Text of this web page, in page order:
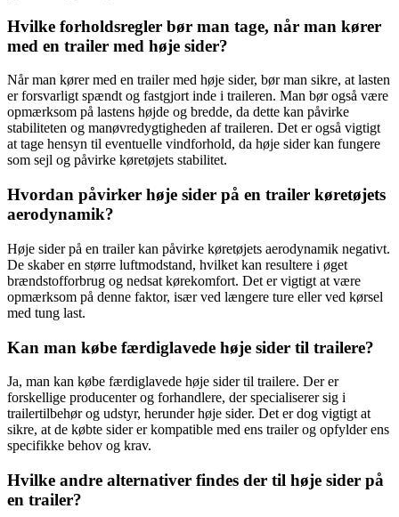
Hvilke forholdsregler bør man tage, når man kører
med en trailer med høje sider?
Når man kører med en trailer med høje sider, bør man sikre, at lasten
er forsvarligt spændt og fastgjort inde i traileren. Man bør også være
opmærksom på lastens højde og bredde, da dette kan påvirke
stabiliteten og manøvredygtigheden af traileren. Det er også vigtigt
at tage hensyn til eventuelle vindforhold, da høje sider kan fungere
som sejl og påvirke køretøjets stabilitet.
Hvordan påvirker høje sider på en trailer køretøjets
aerodynamik?
Høje sider på en trailer kan påvirke køretøjets aerodynamik negativt.
De skaber en større luftmodstand, hvilket kan resultere i øget
brændstofforbrug og nedsat kørekomfort. Det er vigtigt at være
opmærksom på denne faktor, især ved længere ture eller ved kørsel
med tung last.
Kan man købe færdiglavede høje sider til trailere?
Ja, man kan købe færdiglavede høje sider til trailere. Der er
forskellige producenter og forhandlere, der specialiserer sig i
trailertilbehør og udstyr, herunder høje sider. Det er dog vigtigt at
sikre, at de købte sider er kompatible med ens trailer og opfylder ens
specifikke behov og krav.
Hvilke andre alternativer findes der til høje sider på
en trailer?